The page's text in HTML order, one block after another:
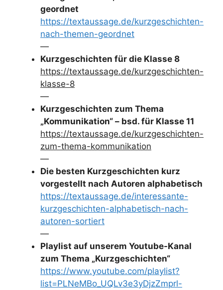
geordnet
https://textaussage.de/kurzgeschichten-
nach-themen-geordnet
—
Kurzgeschichten für die Klasse 8
https://textaussage.de/kurzgeschichten-
klasse-8
—
Kurzgeschichten zum Thema
„Kommunikation“ – bsd. für Klasse 11
https://textaussage.de/kurzgeschichten-
zum-thema-kommunikation
—
Die besten Kurzgeschichten kurz
vorgestellt nach Autoren alphabetisch
https://textaussage.de/interessante-
kurzgeschichten-alphabetisch-nach-
autoren-sortiert
—
Playlist auf unserem Youtube-Kanal
zum Thema „Kurzgeschichten“
https://www.youtube.com/playlist?
list=PLNeMBo_UQLv3e3yDjzZmprl-